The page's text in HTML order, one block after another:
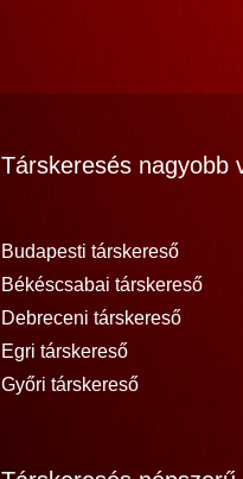
Társkeresés nagyobb
Budapesti társkereső
Békéscsabai társkereső
Debreceni társkereső
Egri társkereső
Győri társkereső